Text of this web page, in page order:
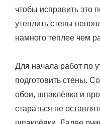
чтобы исправить это
утеплить стены
намного теплее чем
Для начала работ по
подготовить стены.
обои, шпаклёвка и
стараться не